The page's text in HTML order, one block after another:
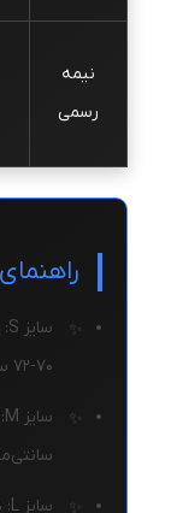
نیمه
رسمی
۷۰-۷۲ سانتی‌متر